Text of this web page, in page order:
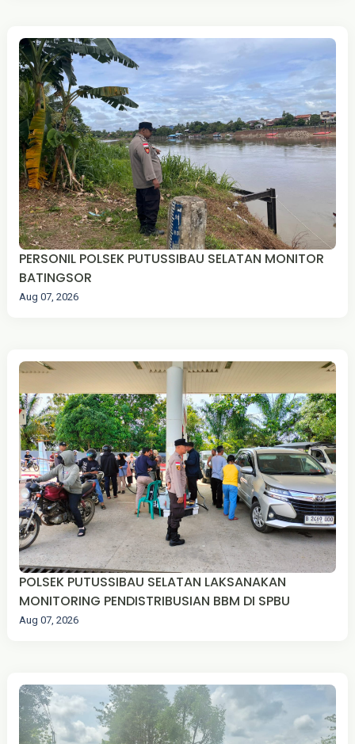
PERSONIL POLSEK PUTUSSIBAU SELATAN MONITOR
BATINGSOR
Aug 07, 2026
POLSEK PUTUSSIBAU SELATAN LAKSANAKAN
MONITORING PENDISTRIBUSIAN BBM DI SPBU
Aug 07, 2026